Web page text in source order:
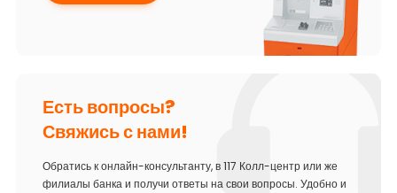
Есть вопросы?
Свяжись с нами!
Обратись к онлайн-консультанту, в 117 Колл-центр или же
филиалы банка и получи ответы на свои вопросы. Удобно и